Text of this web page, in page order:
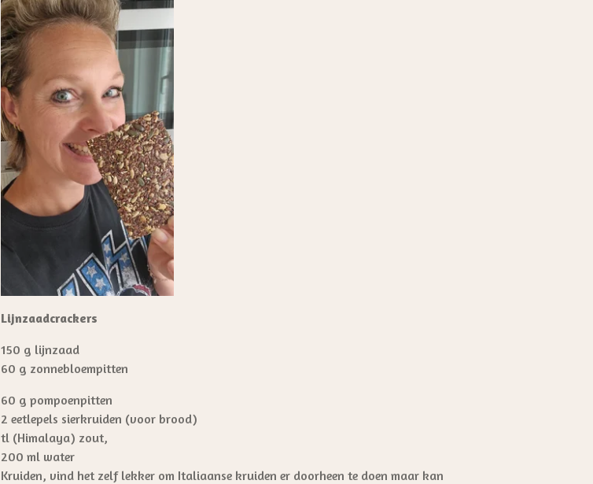
Lijnzaadcrackers
150 g lijnzaad
60 g zonnebloempitten
60 g pompoenpitten
2 eetlepels sierkruiden (voor brood)
tl (Himalaya) zout,
200 ml water
Kruiden, vind het zelf lekker om Italiaanse kruiden er doorheen te doen maar kan